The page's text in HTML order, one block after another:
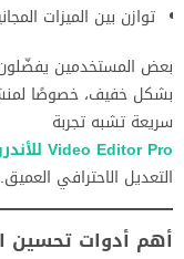
توازن بين الميزات
بعض المستخدمين يفضّلون
بشكل خفيف، خصوصًا
سريعة تشبه تجربة
Video Editor Pro للأندرويد
التعديل الاحترافي العميق.
أهم أدوات تحسين